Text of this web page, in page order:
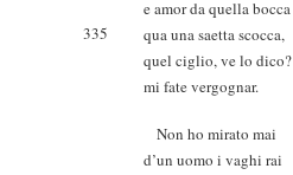
e amor da quella bocca
335
qua una saetta scocca,
quel ciglio, ve lo dico?
mi fate vergognar.
Non ho mirato mai
d’un uomo i vaghi rai